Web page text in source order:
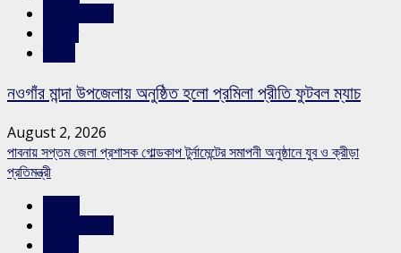
নওগাঁর মান্দা উপজেলায় অনুষ্ঠিত হলো প্রমিলা প্রীতি ফুটবল ম্যাচ
August 2, 2026
পাবনায় সপ্তম জেলা প্রশাসক গোল্ডকাপ টুর্নামেন্টের সমাপনী অনুষ্ঠানে যুব ও ক্রীড়া
প্রতিমন্ত্রী